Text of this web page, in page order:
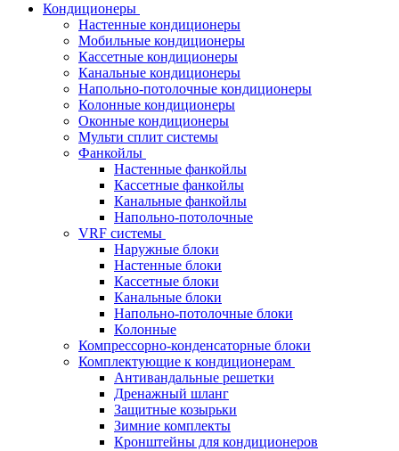
Кондиционеры
Настенные кондиционеры
Мобильные кондиционеры
Кассетные кондиционеры
Канальные кондиционеры
Напольно-потолочные кондиционеры
Колонные кондиционеры
Оконные кондиционеры
Мульти сплит системы
Фанкойлы
Настенные фанкойлы
Кассетные фанкойлы
Канальные фанкойлы
Напольно-потолочные
VRF системы
Наружные блоки
Настенные блоки
Кассетные блоки
Канальные блоки
Напольно-потолочные блоки
Колонные
Компрессорно-конденсаторные блоки
Комплектующие к кондиционерам
Антивандальные решетки
Дренажный шланг
Защитные козырьки
Зимние комплекты
Кронштейны для кондиционеров